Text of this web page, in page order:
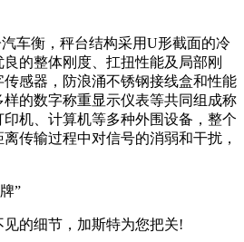
衡，秤台结构采用U形截面的冷
的整体刚度、扛扭性能及局部刚
感器，防浪涌不锈钢接线盒和性能
的数字称重显示仪表等共同组成称
机、计算机等多种外围设备，整个
传输过程中对信号的消弱和干扰，
”
的细节，加斯特为您把关!